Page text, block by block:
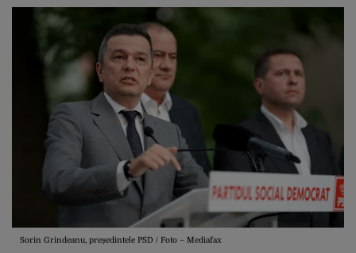
Sorin Grindeanu, președintele PSD / Foto – Mediafax